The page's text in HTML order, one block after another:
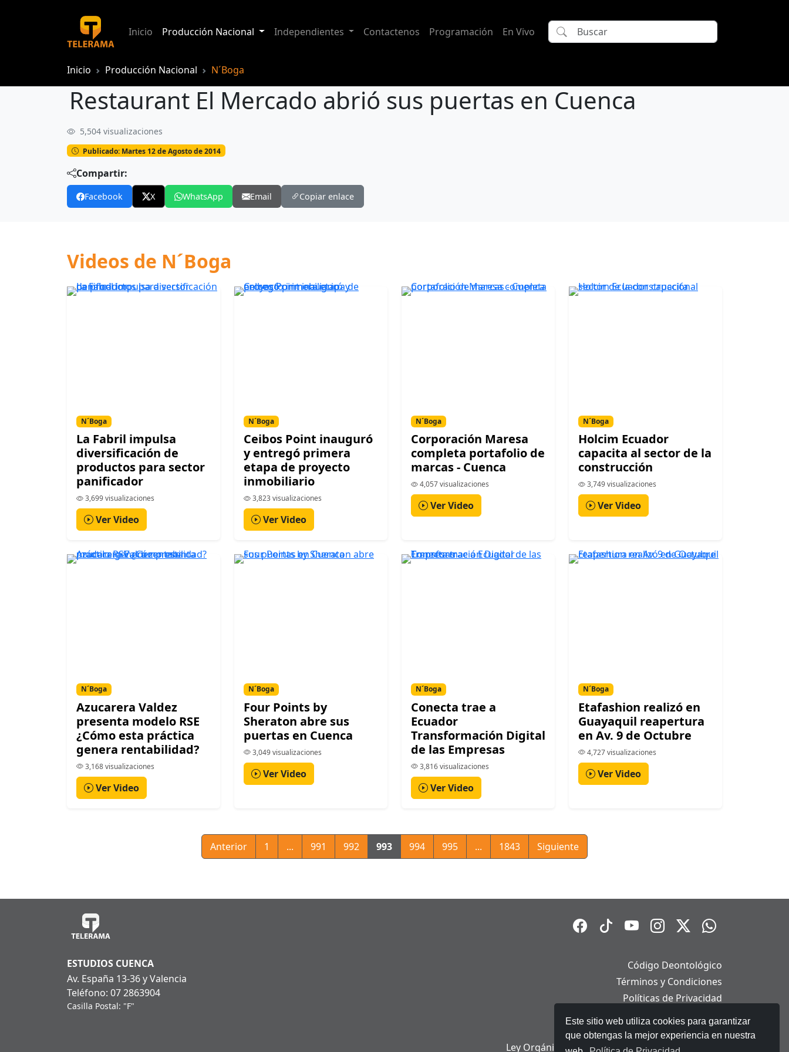
Este sitio web utiliza cookies para garantizar
que obtengas la mejor experiencia en nuestra
Inicio Producción Nacional Independientes Contactenos Programación En Vivo
Inicio Producción Nacional N´Boga
Restaurant El Mercado abrió sus puertas en Cuenca
Restaurant El Mercado abrió sus puertas en Cuenca
5,504 visualizaciones
Publicado: Martes 12 de Agosto de 2014
Compartir:
Facebook X WhatsApp Email Copiar enlace
Videos de N´Boga
N´Boga
La Fabril impulsa
diversificación de
productos para sector
panificador
3,699 visualizaciones
Ver Video
N´Boga
Ceibos Point inauguró
y entregó primera
etapa de proyecto
inmobiliario
3,823 visualizaciones
Ver Video
N´Boga
Corporación Maresa
completa portafolio de
marcas - Cuenca
4,057 visualizaciones
Ver Video
N´Boga
Holcim Ecuador
capacita al sector de la
construcción
3,749 visualizaciones
Ver Video
N´Boga
Azucarera Valdez
presenta modelo RSE
¿Cómo esta práctica
genera rentabilidad?
3,168 visualizaciones
Ver Video
N´Boga
Four Points by
Sheraton abre sus
puertas en Cuenca
3,049 visualizaciones
Ver Video
N´Boga
Conecta trae a
Ecuador
Transformación Digital
de las Empresas
3,816 visualizaciones
Ver Video
N´Boga
Etafashion realizó en
Guayaquil reapertura
en Av. 9 de Octubre
4,727 visualizaciones
Ver Video
Anterior 1 ... 991 992 993 994 995 ... 1843 Siguiente
ESTUDIOS CUENCA
Av. España 13-36 y Valencia
Teléfono: 07 2863904
Casilla Postal: "F"
Código Deontológico
Términos y Condiciones
Políticas de Privacidad
Políticas de Cookies
Aviso Legal
Ley Orgánica de Protección de Datos Personales